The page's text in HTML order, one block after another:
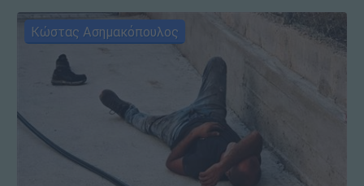
Κώστας Ασημακόπουλος